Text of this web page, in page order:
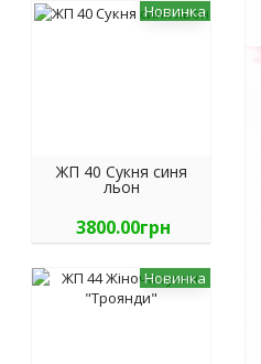
Новинка
ЖП 40 Сукня синя
льон
3800.00грн
Новинка